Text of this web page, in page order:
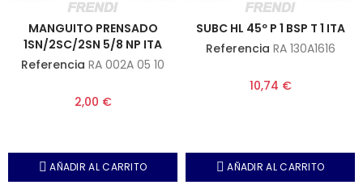
MANGUITO PRENSADO
1SN/2SC/2SN 5/8 NP ITA
Referencia RA 002A 05 10
2,00 €
AÑADIR AL CARRITO
SUBC HL 45º P 1 BSP T 1 ITA
Referencia RA 130A1616
10,74 €
AÑADIR AL CARRITO